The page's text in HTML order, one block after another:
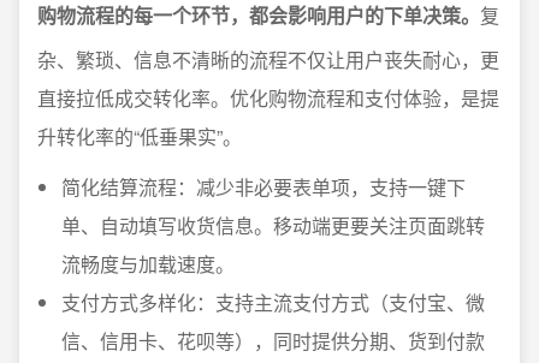
购物流程的每一个环节，都会影响用户的下单决策。 复
杂、繁琐、信息不清晰的流程不仅让用户丧失耐心，更
直接拉低成交转化率。优化购物流程和支付体验，是提
升转化率的“低垂果实”。
简化结算流程：减少非必要表单项，支持一键下
单、自动填写收货信息。移动端更要关注页面跳转
流畅度与加载速度。
支付方式多样化：支持主流支付方式（支付宝、微
信、信用卡、花呗等），同时提供分期、货到付款